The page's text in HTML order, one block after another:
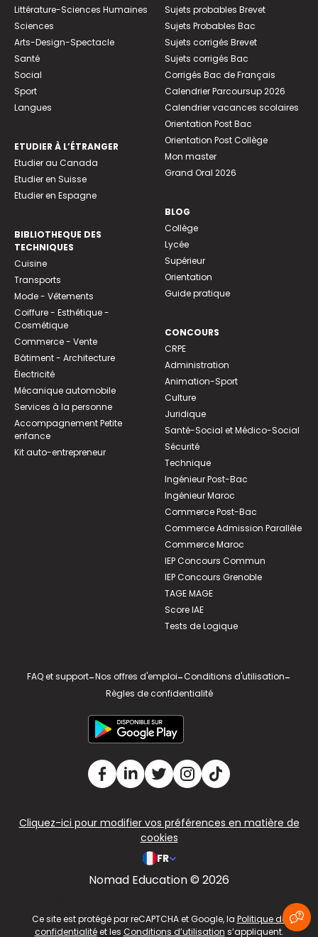
Littérature-Sciences Humaines
Sciences
Arts-Design-Spectacle
Santé
Social
Sport
Langues
ETUDIER À L’ÉTRANGER
Etudier au Canada
Etudier en Suisse
Etudier en Espagne
BIBLIOTHEQUE DES
TECHNIQUES
Cuisine
Transports
Mode - Vêtements
Coiffure - Esthétique -
Cosmétique
Commerce - Vente
Bâtiment - Architecture
Électricité
Mécanique automobile
Services à la personne
Accompagnement Petite
enfance
Kit auto-entrepreneur
Sujets probables Brevet
Sujets Probables Bac
Sujets corrigés Brevet
Sujets corrigés Bac
Corrigés Bac de Français
Calendrier Parcoursup 2026
Calendrier vacances scolaires
Orientation Post Bac
Orientation Post Collège
Mon master
Grand Oral 2026
BLOG
Collège
Lycée
Supérieur
Orientation
Guide pratique
CONCOURS
CRPE
Administration
Animation-Sport
Culture
Juridique
Santé-Social et Médico-Social
Sécurité
Technique
Ingénieur Post-Bac
Ingénieur Maroc
Commerce Post-Bac
Commerce Admission Parallèle
Commerce Maroc
IEP Concours Commun
IEP Concours Grenoble
TAGE MAGE
Score IAE
Tests de Logique
FAQ et support-Nos offres d'emploi-Conditions d'utilisation-
Règles de confidentialité
Cliquez-ici pour modifier vos préférences en matière de
cookies
FR
Nomad Education © 2026
Ce site est protégé par reCAPTCHA et Google, la Politique de
confidentialitéet les Conditions d’utilisation s’appliquent.